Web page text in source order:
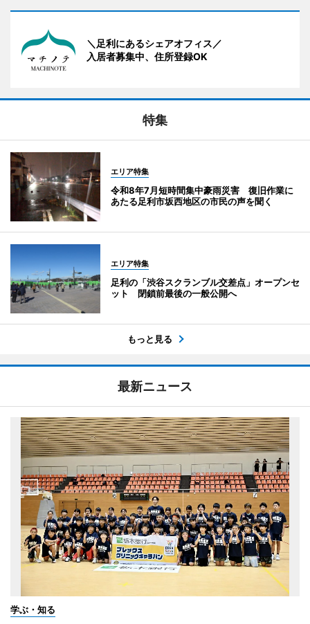
＼足利にあるシェアオフィス／
入居者募集中、住所登録OK
特集
エリア特集
令和8年7月短時間集中豪雨災害 復旧作業に
あたる足利市坂西地区の市民の声を聞く
エリア特集
足利の「渋谷スクランブル交差点」オープンセ
ット 閉鎖前最後の一般公開へ
もっと見る
最新ニュース
学ぶ・知る